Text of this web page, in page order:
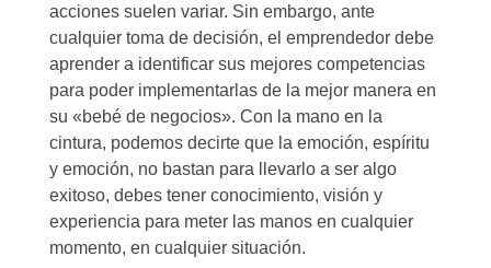
acciones suelen variar. Sin embargo, ante
cualquier toma de decisión, el emprendedor debe
aprender a identificar sus mejores competencias
para poder implementarlas de la mejor manera en
su «bebé de negocios». Con la mano en la
cintura, podemos decirte que la emoción, espíritu
y emoción, no bastan para llevarlo a ser algo
exitoso, debes tener conocimiento, visión y
experiencia para meter las manos en cualquier
momento, en cualquier situación.